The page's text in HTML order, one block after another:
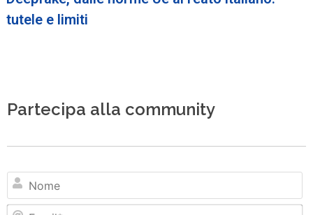
tutele e limiti
Partecipa alla community